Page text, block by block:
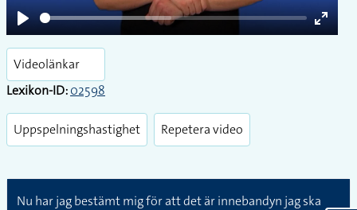
Play
Enter
Videolänkar
Lexikon-ID:02598
Uppspelningshastighet Repetera video
Nu har jag bestämt mig för att det är innebandyn jag ska